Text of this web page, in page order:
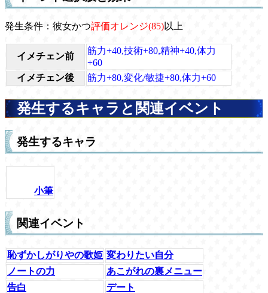
発生条件：彼女かつ評価オレンジ(85)以上
イメチェン前
筋力+40,技術+80,精神+40,体力
+60
イメチェン後
筋力+80,変化/敏捷+80,体力+60
発生するキャラと関連イベント
発生するキャラ
小筆
関連イベント
恥ずかしがりやの歌姫 変わりたい自分
ノートの力
あこがれの裏メニュー
告白
デート